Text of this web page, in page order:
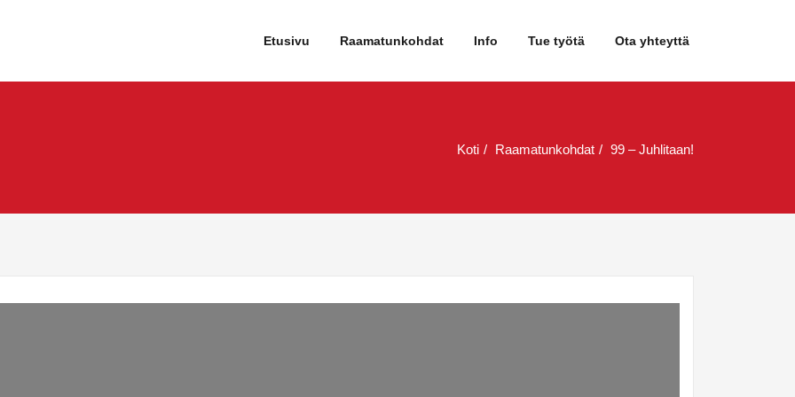
Etusivu Raamatunkohdat Info Tue työtä Ota yhteyttä
Koti Raamatunkohdat 99 – Juhlitaan!